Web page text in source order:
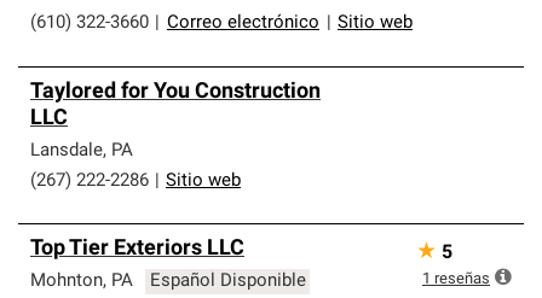
(610) 322-3660 Correo electrónico Sitio web
Taylored for You Construction
LLC
Lansdale, PA
(267) 222-2286
Sitio web
Top Tier Exteriors LLC
Mohnton, PA Español Disponible
★ 5
1 reseñas